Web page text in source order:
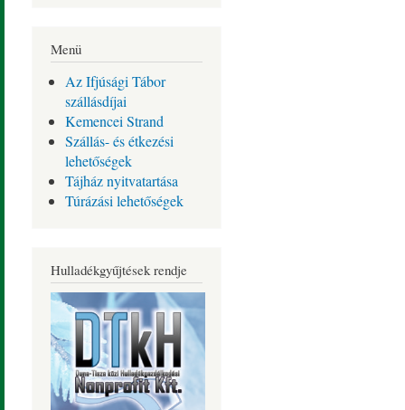
Menü
Az Ifjúsági Tábor
szállásdíjai
Kemencei Strand
Szállás- és étkezési
lehetőségek
Tájház nyitvatartása
Túrázási lehetőségek
Hulladékgyűjtések rendje